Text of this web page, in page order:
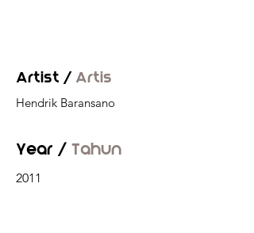
Artist / Artis
Hendrik Baransano
Year / Tahun
2011